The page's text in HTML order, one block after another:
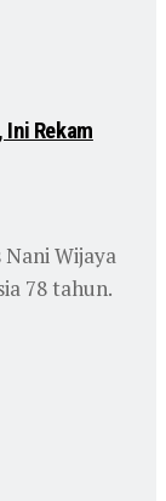
Rekam
Wijaya
78 tahun.